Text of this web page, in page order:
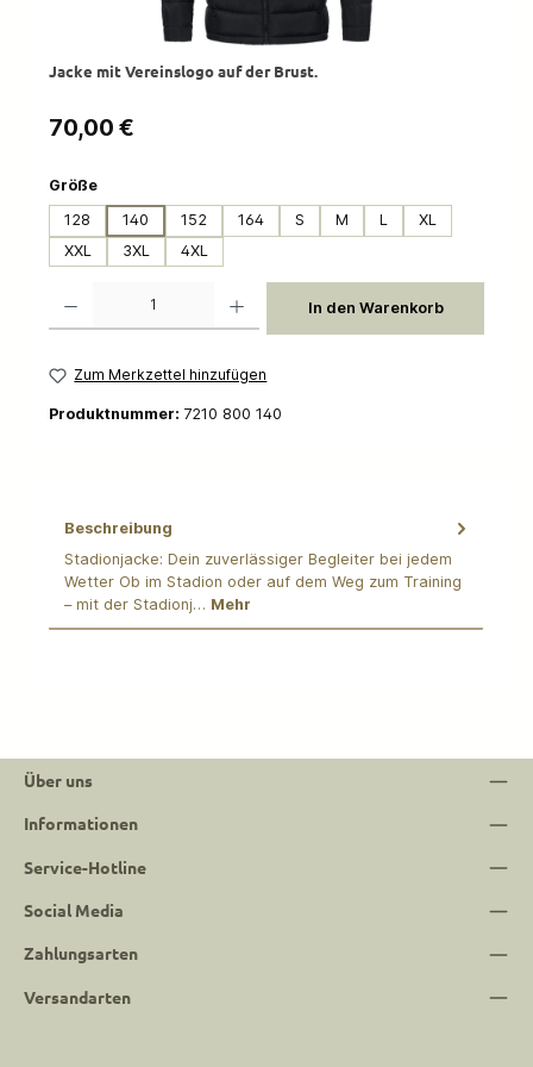
Jacke mit Vereinslogo auf der Brust.
Regulärer Preis:
70,00 €
Größeauswählen
128
140 152 164 S M L
XL
XXL
3XL 4XL
In den Warenkorb
Zum Merkzettel hinzufügen
Produktnummer: 7210 800 140
Beschreibung
Stadionjacke: Dein zuverlässiger Begleiter bei jedem
Wetter Ob im Stadion oder auf dem Weg zum Training
– mit der Stadionj… Mehr
Über uns
Informationen
Service-Hotline
Social Media
Zahlungsarten
Versandarten